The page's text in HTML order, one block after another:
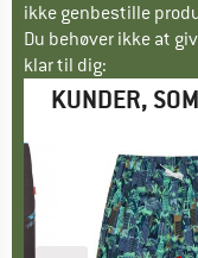
ikke genbestille
Du behøver ikke at
klar til dig:
KUNDER,